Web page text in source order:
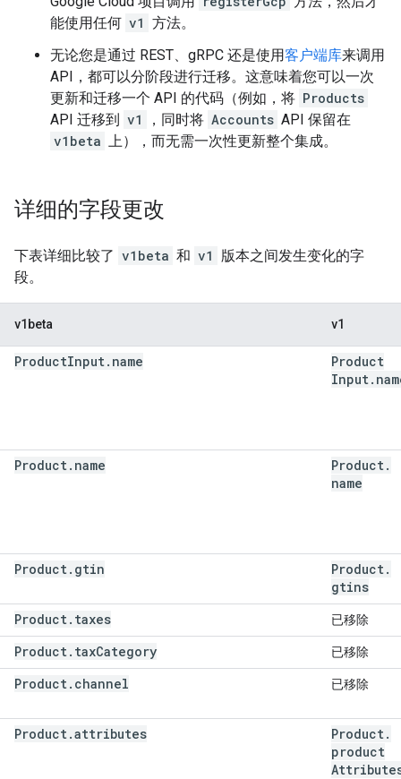
能使用任何 v1 方法。
无论您是通过 REST、gRPC 还是使用客户端库来调用
API，都可以分阶段进行迁移。这意味着您可以一次
更新和迁移一个 API 的代码（例如，将 Products
API 迁移到 v1 ，同时将 Accounts API 保留在
v1beta 上），而无需一次性更新整个集成。
详细的字段更改
下表详细比较了 v1beta 和 v1
版本之间发生变化的字
段。
v1beta v1
ProductInput. name
Product
Input.
Product. name Product.
name
Product. gtin Product.
gtins
Product. taxes 已移除
Product. taxCategory 已移除
Product. channel 已移除
Product.attributes Product.
product